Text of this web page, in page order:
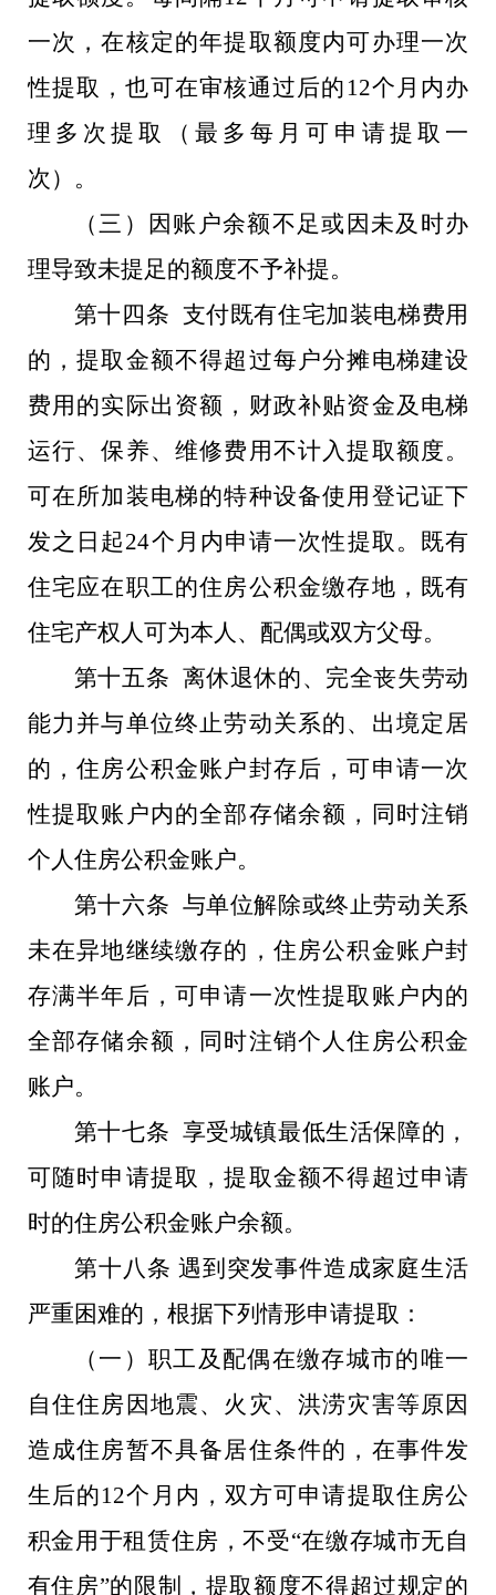
一次，在核定的年提取额度内可办理一次
性提取，也可在审核通过后的12个月内办
理多次提取（最多每月可申请提取一
次）。
（三）因账户余额不足或因未及时办
理导致未提足的额度不予补提。
第十四条 支付既有住宅加装电梯费用
的，提取金额不得超过每户分摊电梯建设
费用的实际出资额，财政补贴资金及电梯
运行、保养、维修费用不计入提取额度。
可在所加装电梯的特种设备使用登记证下
发之日起24个月内申请一次性提取。既有
住宅应在职工的住房公积金缴存地，既有
住宅产权人可为本人、配偶或双方父母。
第十五条 离休退休的、完全丧失劳动
能力并与单位终止劳动关系的、出境定居
的，住房公积金账户封存后，可申请一次
性提取账户内的全部存储余额，同时注销
个人住房公积金账户。
第十六条 与单位解除或终止劳动关系
未在异地继续缴存的，住房公积金账户封
存满半年后，可申请一次性提取账户内的
全部存储余额，同时注销个人住房公积金
账户。
第十七条 享受城镇最低生活保障的，
可随时申请提取，提取金额不得超过申请
时的住房公积金账户余额。
第十八条 遇到突发事件造成家庭生活
严重困难的，根据下列情形申请提取：
（一）职工及配偶在缴存城市的唯一
自住住房因地震、火灾、洪涝灾害等原因
造成住房暂不具备居住条件的，在事件发
生后的12个月内，双方可申请提取住房公
积金用于租赁住房，不受“在缴存城市无自
有住房”的限制，提取额度不得超过规定的